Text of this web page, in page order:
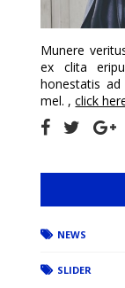
Munere
ex clita
honestatis
mel. ,click
NEWS
SLIDER